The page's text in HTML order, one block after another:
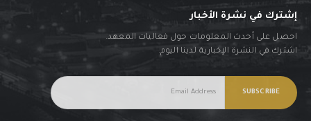
إشترك في نشرة الأخبار
احصل على أحدث المعلومات حول فعاليات المعهد.
اشترك في النشرة الإخبارية لدينا اليوم.